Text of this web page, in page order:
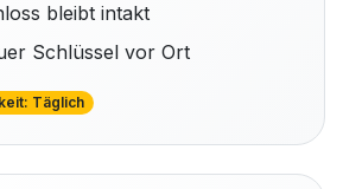
bleibt intakt
Schlüssel vor Ort
Täglich